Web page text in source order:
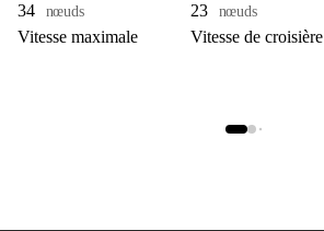
34 nœuds
Vitesse maximale
23 nœuds
Vitesse de croisière